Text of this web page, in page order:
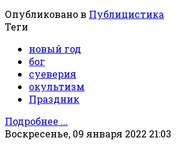
Опубликовано в Публицистика
Теги
новый год
бог
суеверия
окультизм
Праздник
Подробнее ...
Воскресенье, 09 января 2022 21:03